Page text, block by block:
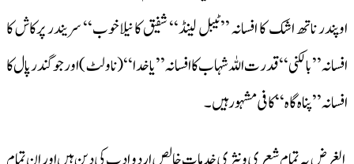
اوپندر ناتھ اشک کا افسانہ ’’ٹیبل لینڈ‘‘ شفیق کا نیلاخوب‘‘ سریندر پرکاش کا
افسانہ ’’بالکنی ‘‘ قدرت اللہ شہاب کا افسانہ ’’یا خدا ‘‘(ناولٹ) اور جوگندر پال کا
افسانہ ’’پناہ گاہ‘‘ کافی مشہور ہیں۔